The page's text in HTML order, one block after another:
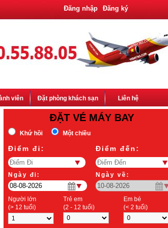
Đăng nhập Đăng ký
viên Đặt phòng khách sạn Liên hệ
ĐẶT VÉ MÁY BAY
Một chiều
Khứ hồi
Ðiểm đi: Điểm đến:
Ngày đi: Ngày về:
Người lớn
(> 12 tuổi)
Trẻ em
(2 - 12 tuổi)
Em bé
(< 2 tuổi)